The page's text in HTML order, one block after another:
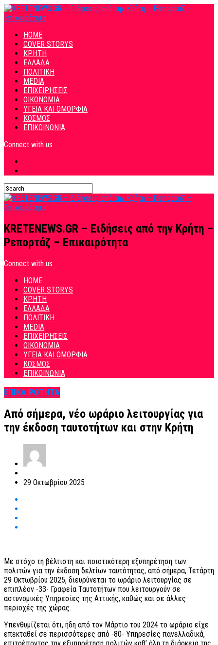
HOME
COVER STORYS
ΚΡΗΤΗ
ΕΛΛΑΔΑ
ΠΟΛΙΤΙΚΗ
MEDIA
ΕΠΙΧΕΙΡΗΣΕΙΣ
ΟΙΚΟΝΟΜΙΑ
ΥΓΕΙΑ ΚΑΙ ΟΜΟΡΦΙΑ
ΚΟΣΜΟΣ
ΕΠΙΚΟΙΝΩΝΙΑ
Connect with us
KRETENEWS.GR – Ειδήσεις από την Κρήτη –
Ρεπορτάζ – Επικαιρότητα
Connect with us
HOME
COVER STORYS
ΚΡΗΤΗ
ΕΛΛΑΔΑ
ΠΟΛΙΤΙΚΗ
MEDIA
ΕΠΙΧΕΙΡΗΣΕΙΣ
ΟΙΚΟΝΟΜΙΑ
ΥΓΕΙΑ ΚΑΙ ΟΜΟΡΦΙΑ
ΚΟΣΜΟΣ
ΕΠΙΚΟΙΝΩΝΙΑ
ΕΠΙΚΑΙΡΟΤΗΤΑ
Από σήμερα, νέο ωράριο λειτουργίας για
την έκδοση ταυτοτήτων και στην Κρήτη
29 Οκτωβρίου 2025
Με στόχο τη βέλτιστη και ποιοτικότερη εξυπηρέτηση των
πολιτών για την έκδοση δελτίων ταυτότητας, από σήμερα, Τετάρτη
29 Οκτωβρίου 2025, διευρύνεται το ωράριο λειτουργίας σε
επιπλέον -33- Γραφεία Ταυτοτήτων που λειτουργούν σε
αστυνομικές Υπηρεσίες της Αττικής, καθώς και σε άλλες
περιοχές της χώρας.
Υπενθυμίζεται ότι, ήδη από τον Μάρτιο του 2024 το ωράριο είχε
επεκταθεί σε περισσότερες από -80- Υπηρεσίες πανελλαδικά,